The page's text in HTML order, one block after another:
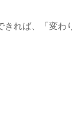
きれば、「変